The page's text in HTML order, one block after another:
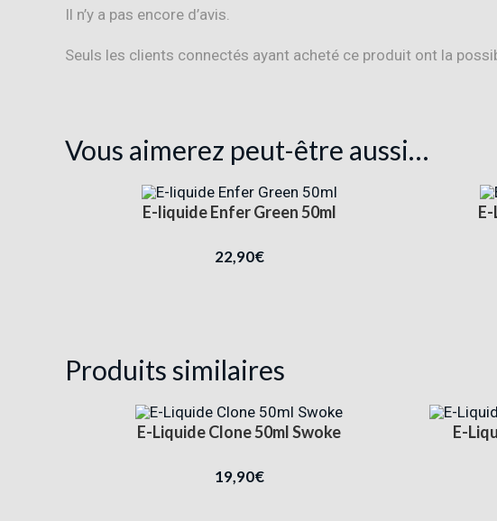
Il n’y a pas encore d’avis.
Seuls les clients connectés ayant acheté ce produit ont la
Vous aimerez peut-être aussi…
E-liquide Enfer Green 50ml
22,90€
Produits similaires
E-Liquide Clone 50ml Swoke
19,90€
E-